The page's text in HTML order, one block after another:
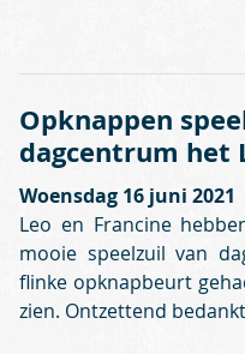
Opknappen
dagcentrum het
Woensdag 16 juni 2021
Leo en Francine
mooie speelzuil van
flinke opknapbeurt
zien. Ontzettend